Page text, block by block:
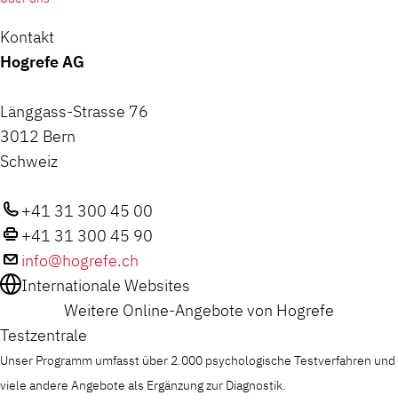
Kontakt
Hogrefe AG
Länggass-Strasse 76
3012 Bern
Schweiz
+41 31 300 45 00
+41 31 300 45 90
info@hogrefe.ch
Internationale Websites
Weitere Online-Angebote von Hogrefe
Testzentrale
Unser Programm umfasst über 2.000 psychologische Testverfahren und
viele andere Angebote als Ergänzung zur Diagnostik.